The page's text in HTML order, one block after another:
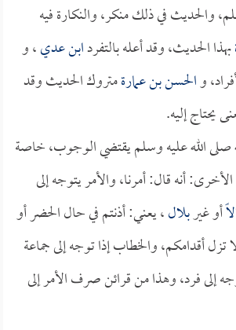
والحديث في ذلك منكر، والنكارة فيه
بهذا الحديث، وقد أعله بالتفردابن عدي، و
والحسن بن عمارةمتروك الحديث وقد
يحتاج إليه.
صلى الله عليه وسلم يقتضي الوجوب، خاصة
أنه قال: أمرنا، والأمر يتوجه إلى
اً أو غيربلال، يعني: أذنتم في حال الحضر أو
تزل أقدامكم، والخطاب إذا توجه إلى جماعة
إلى فرد، وهذا من قرائن صرف الأمر إلى